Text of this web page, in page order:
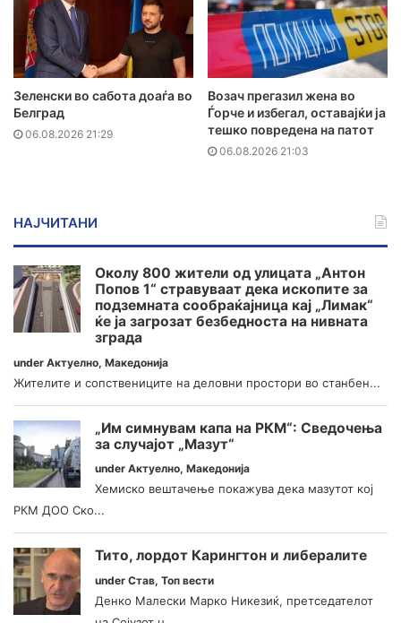
Зеленски во сабота доаѓа во
Белград
06.08.2026 21:29
Возач прегазил жена во
Ѓорче и избегал, оставајќи ја
тешко повредена на патот
06.08.2026 21:03
НАЈЧИТАНИ
Околу 800 жители од улицата „Антон
Попов 1“ стравуваат дека ископите за
подземната сообраќајница кај „Лимак“
ќе ја загрозат безбедноста на нивната
зграда
under Актуелно, Македонија
Жителите и сопствениците на деловни простори во станбен...
„Им симнувам капа на РКМ“: Сведочења
за случајот „Мазут“
under Актуелно, Македонија
Хемиско вештачење покажува дека мазутот кој
РКМ ДОО Ско...
Тито, лордот Карингтон и либералите
under Став, Топ вести
Денко Малески Марко Никезиќ, претседателот